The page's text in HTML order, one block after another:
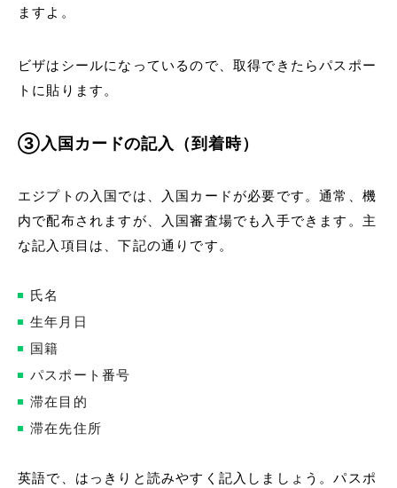
ますよ。
ビザはシールになっているので、取得できたらパスポー
トに貼ります。
③入国カードの記入（到着時）
エジプトの入国では、入国カードが必要です。通常、機
内で配布されますが、入国審査場でも入手できます。主
な記入項目は、下記の通りです。
氏名
生年月日
国籍
パスポート番号
滞在目的
滞在先住所
英語で、はっきりと読みやすく記入しましょう。パスポ